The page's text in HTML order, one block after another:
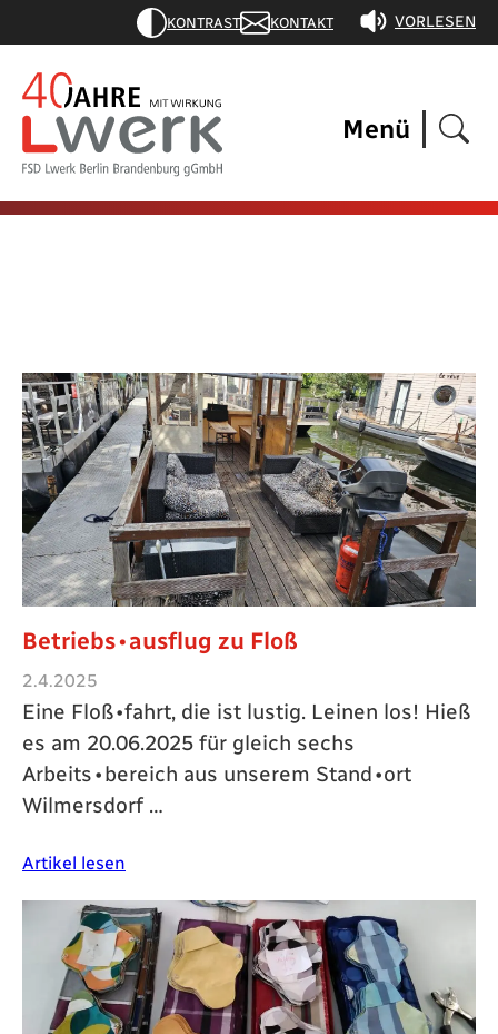
VORLESEN
KONTRAST KONTAKT
Menü
Betriebs∙ausflug zu Floß
2.4.2025
Eine Floß∙fahrt, die ist lustig. Leinen los! Hieß
es am 20.06.2025 für gleich sechs
Arbeits∙bereich aus unserem Stand∙ort
Wilmersdorf …
Artikel lesen